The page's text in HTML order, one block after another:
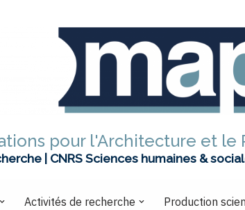
pour l'Architecture et le
| CNRS Sciences humaines &
Activités de recherche Production